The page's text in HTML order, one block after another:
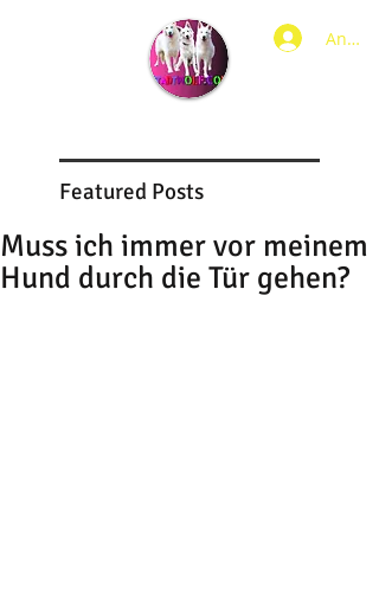
Featured Posts
Muss ich immer vor meinem
Hund durch die Tür gehen?